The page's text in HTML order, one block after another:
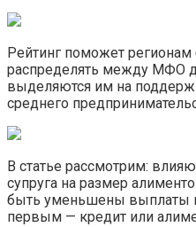
Рейтинг поможет
распределять между МФО
выделяются им на
среднего
В статье рассмотрим:
супруга на размер
быть уменьшены выплаты
первым — кредит или